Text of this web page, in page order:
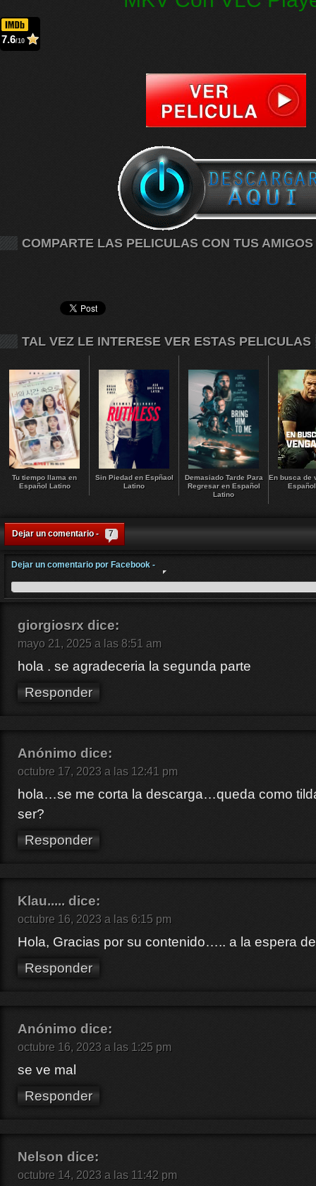
7.6/10
COMPARTE LAS PELICULAS CON TUS AMIGOS
TAL VEZ LE INTERESE VER ESTAS PELICULAS
Tu tiempo llama en
Español Latino
Sin Piedad en Espñaol
Latino
Demasiado Tarde Para
Regresar en Español
Latino
En busca de
Dejar un comentario - 7
Dejar un comentario por Facebook -
giorgiosrx dice:
mayo 21, 2025 a las 8:51 am
hola . se agradeceria la segunda parte
Responder
Anónimo dice:
octubre 17, 2023 a las 12:41 pm
hola…se me corta la descarga…queda como
ser?
Responder
Klau..... dice:
octubre 16, 2023 a las 6:15 pm
Hola, Gracias por su contenido….. a la espera
Responder
Anónimo dice:
octubre 16, 2023 a las 1:25 pm
se ve mal
Responder
Nelson dice:
octubre 14, 2023 a las 11:42 pm